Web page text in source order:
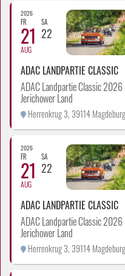
2026
FR
21
AUG
SA
22
ADAC LANDPARTIE CLASSIC
ADAC Landpartie Classic
Jerichower Land
Herrenkrug 3, 39114 Magdeburg
2026
FR
21
AUG
SA
22
ADAC LANDPARTIE CLASSIC
ADAC Landpartie Classic
Jerichower Land
Herrenkrug 3, 39114 Magdeburg